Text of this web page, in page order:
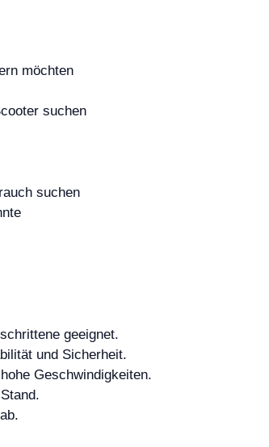
möchten
suchen
suchen
geeignet.
und Sicherheit.
Geschwindigkeiten.